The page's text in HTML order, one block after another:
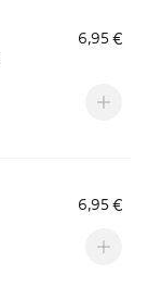
6,95 €
6,95 €